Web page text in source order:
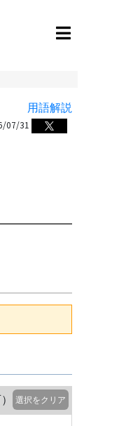
用語解説
07/31
選択をクリア